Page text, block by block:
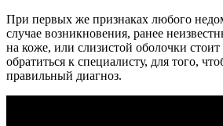
При первых же признаках любого
случае возникновения, ранее
на коже, или слизистой оболочки стоит
обратиться к специалисту, для того,
правильный диагноз.